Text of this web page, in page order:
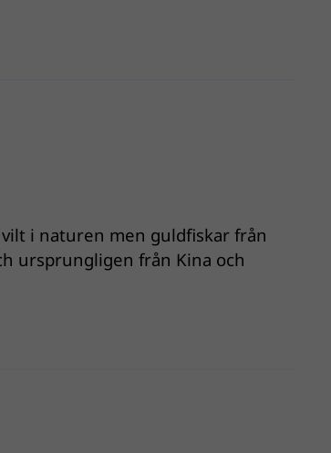
i naturen men guldfiskar från
ursprungligen från Kina och